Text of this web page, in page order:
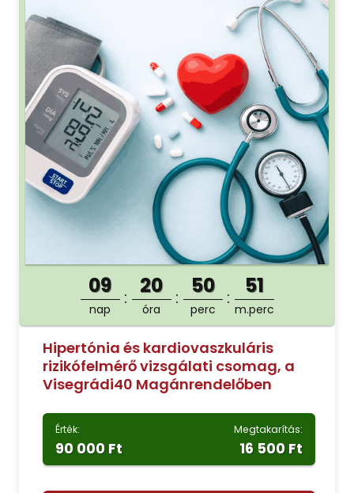
09
nap
20
óra
50
perc
50
m.perc
Hipertónia és kardiovaszkuláris
rizikófelmérő vizsgálati csomag, a
Visegrádi40 Magánrendelőben
Érték:
90 000 Ft
Megtakarítás:
16 500 Ft